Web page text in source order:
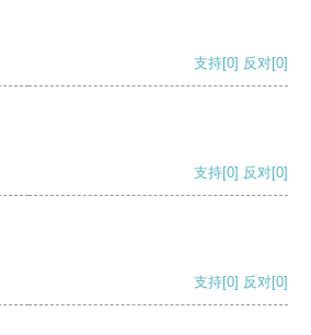
支持[0] 反对[0]
支持[0] 反对[0]
支持[0] 反对[0]